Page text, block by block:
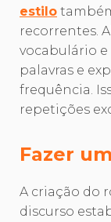
estilo
recorrentes.
vocabulário
palavras e
frequência.
repetições
Fazer
A criação do
discurso